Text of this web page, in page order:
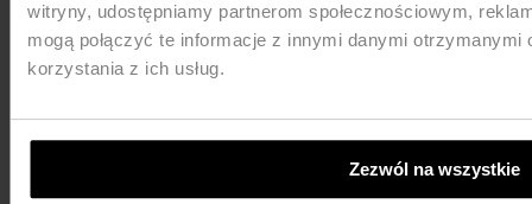
witryny, udostępniamy partnerom społecznościowym,
mogą połączyć te informacje z innymi danymi
korzystania z ich usług.
Zezwól na wszystkie